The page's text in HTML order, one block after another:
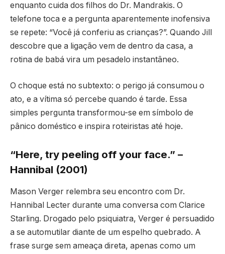
enquanto cuida dos filhos do Dr. Mandrakis. O
telefone toca e a pergunta aparentemente inofensiva
se repete: “Você já conferiu as crianças?”. Quando Jill
descobre que a ligação vem de dentro da casa, a
rotina de babá vira um pesadelo instantâneo.
O choque está no subtexto: o perigo já consumou o
ato, e a vítima só percebe quando é tarde. Essa
simples pergunta transformou-se em símbolo de
pânico doméstico e inspira roteiristas até hoje.
“Here, try peeling off your face.” –
Hannibal (2001)
Mason Verger relembra seu encontro com Dr.
Hannibal Lecter durante uma conversa com Clarice
Starling. Drogado pelo psiquiatra, Verger é persuadido
a se automutilar diante de um espelho quebrado. A
frase surge sem ameaça direta, apenas como um